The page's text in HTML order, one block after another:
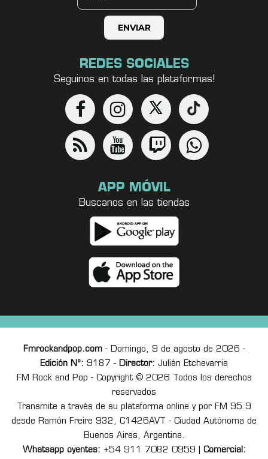
REDES SOCIALES
Seguinos en todas las plataformas!
APP MÓVIL
Buscanos en las tiendas
Fmrockandpop.com- Domingo, 9 de agosto de 2026 -
Edición Nº: 9187 - Director: Julián Etchevarria
FM Rock and Pop - Copyright © 2026 Todos los derechos
reservados
Transmite a través de su plataforma online y por FM 95.9
desde Ramón Freire 932, C1426AVT - Ciudad Autónoma de
Buenos Aires, Argentina.
Whatsapp oyentes: +54 911 7082 0959 | Comercial: